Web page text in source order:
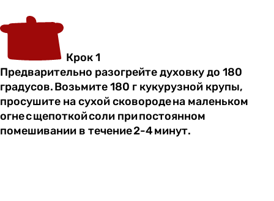
Крок 1
Предварительно разогрейте духовку до 180
градусов. Возьмите 180 г кукурузной крупы,
просушите на сухой сковороде на маленьком
огне с щепоткой соли при постоянном
помешивании в течение 2-4 минут.